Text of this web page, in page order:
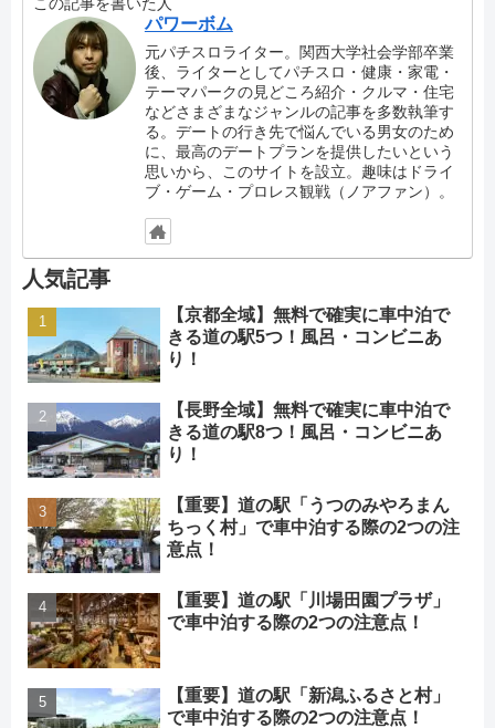
パワーボム
元パチスロライター。関西大学社会学部卒業
後、ライターとしてパチスロ・健康・家電・
テーマパークの見どころ紹介・クルマ・住宅
などさまざまなジャンルの記事を多数執筆す
る。デートの行き先で悩んでいる男女のため
に、最高のデートプランを提供したいという
思いから、このサイトを設立。趣味はドライ
ブ・ゲーム・プロレス観戦（ノアファン）。
人気記事
【京都全域】無料で確実に車中泊で
きる道の駅5つ！風呂・コンビニあ
り！
【長野全域】無料で確実に車中泊で
きる道の駅8つ！風呂・コンビニあ
り！
【重要】道の駅「うつのみやろまん
ちっく村」で車中泊する際の2つの注
意点！
【重要】道の駅「川場田園プラザ」
で車中泊する際の2つの注意点！
【重要】道の駅「新潟ふるさと村」
で車中泊する際の2つの注意点！